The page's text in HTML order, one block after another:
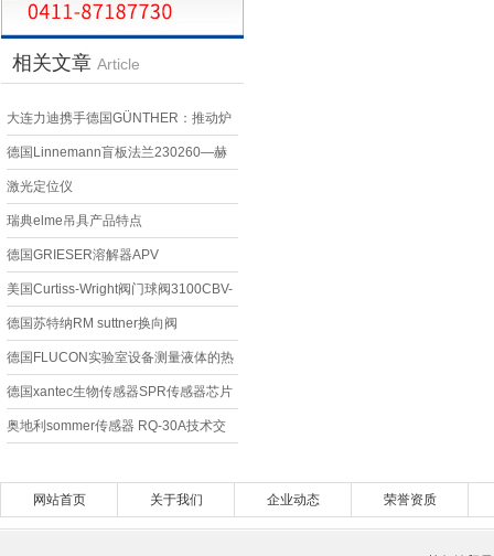
相关文章 Article
大连力迪携手德国GÜNTHER：推动炉
膛温度监测技术的发展创新
德国Linnemann盲板法兰230260—赫
尔纳大连
激光定位仪
瑞典elme吊具产品特点
德国GRIESER溶解器APV
美国Curtiss-Wright阀门球阀3100CBV-
CD
德国苏特纳RM suttner换向阀
200164504
德国FLUCON实验室设备测量液体的热
导率
德国xantec生物传感器SPR传感器芯片
奥地利sommer传感器 RQ-30A技术交
网站首页 关于我们 企业动态 荣誉资质